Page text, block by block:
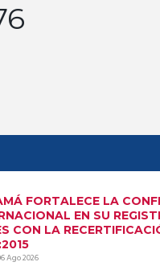
FORTALECE LA
EN SU
CON LA
Ago 2026